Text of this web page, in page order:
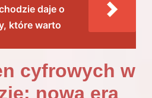
daje o
które warto
cyfrowych w
nowa era